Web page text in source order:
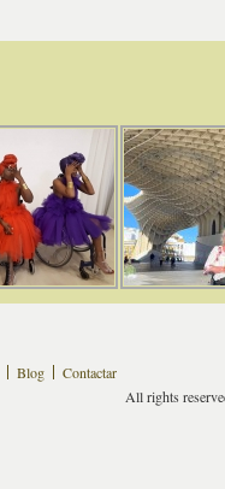
Blog
Contactar
All rights